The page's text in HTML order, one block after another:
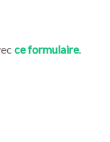
ce formulaire.